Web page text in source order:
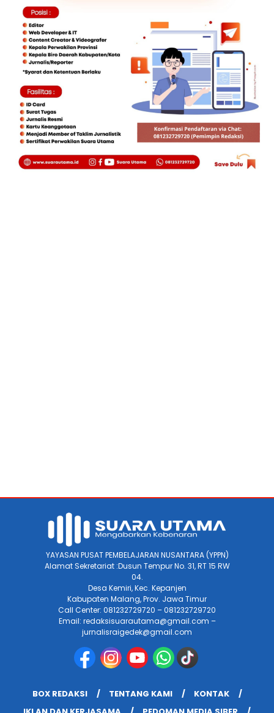
YAYASAN PUSAT PEMBELAJARAN NUSANTARA (YPPN)
Alamat Sekretariat :Dusun Tempur No. 31, RT 15 RW
04.
Desa Kemiri, Kec. Kepanjen
Kabupaten Malang, Prov. Jawa Timur
Call Center: 081232729720 – 081232729720
Email: redaksisuarautama@gmail.com –
jurnalisraigedek@gmail.com
BOX REDAKSI TENTANG KAMI
KONTAK